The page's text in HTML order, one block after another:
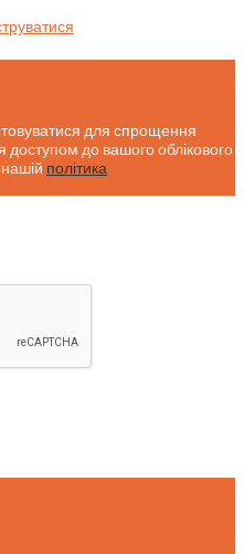
для спрощення
доступом до вашого облікового
політика